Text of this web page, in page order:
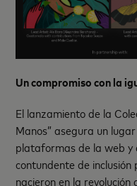
Un compromiso con la
El lanzamiento de la
Manos” asegura un
plataformas de la web y
contundente de
nacieron en la